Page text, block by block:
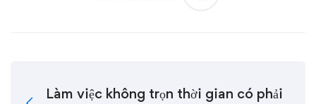
Làm việc không trọn thời gian có phải